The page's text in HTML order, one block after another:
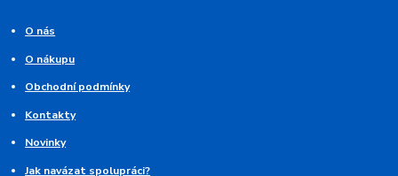
O nás
O nákupu
Obchodní podmínky
Kontakty
Novinky
Jak navázat spolupráci?